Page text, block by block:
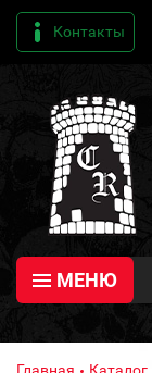
Контакты
МЕНЮ